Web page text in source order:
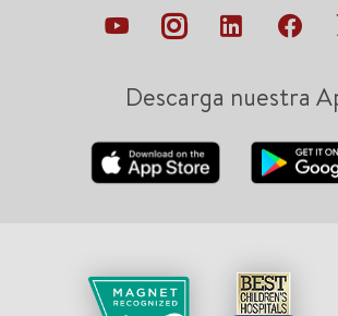
Descarga nuestra